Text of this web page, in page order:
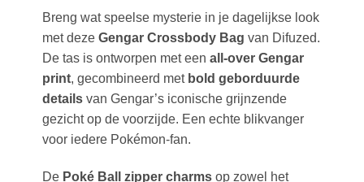
Breng wat speelse mysterie in je dagelijkse look
met deze Gengar Crossbody Bag van Difuzed.
De tas is ontworpen met een all-over Gengar
print, gecombineerd met bold geborduurde
detailsvan Gengar’s iconische grijnzende
gezicht op de voorzijde. Een echte blikvanger
voor iedere Pokémon-fan.
De Poké Ball zipper charmsop zowel het